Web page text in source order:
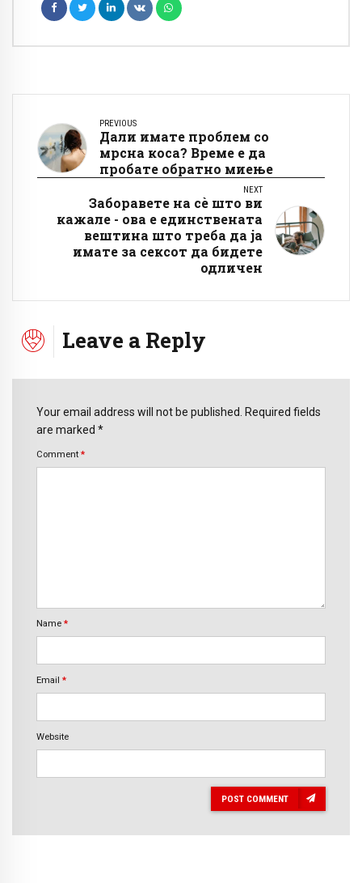
PREVIOUS
Дали имате проблем со
мрсна коса? Време е да
пробате обратно миење
NEXT
Заборавете на сè што ви
кажале - ова е единствената
вештина што треба да ја
имате за сексот да бидете
одличен
Leave a Reply
Your email address will not be published. Required fields
are marked *
Comment *
Name *
Email *
Website
POST COMMENT